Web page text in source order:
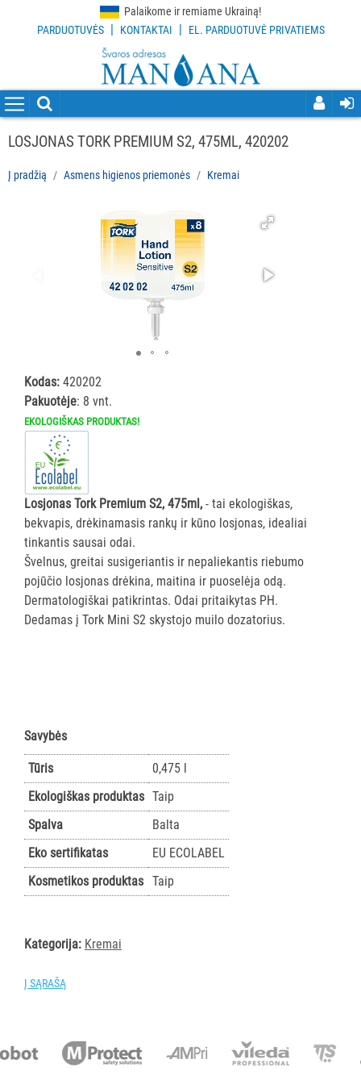
Palaikome ir remiame Ukrainą!
PARDUOTUVĖS | KONTAKTAI | EL. PARDUOTUVĖ PRIVATIEMS
VALYMO
PRIEMONĖS
ĮRANKIAI
ĮRANGA
SKALBIMO
PRIEMONĖS
PURVĄ
SUGERIANTYS
KILIMĖLIAI
ASMENS
HIGIENOS
PRIEMONĖS
Visi
rankoms
Rankų
dezinfektantai
Rankų
pastos
SLAUGOS
PREKĖS
AKSESUARAI
PRAMONEI
LOSJONAS TORK PREMIUM S2, 475ML, 420202
Į pradžią Asmens higienos priemonės Kremai
Kodas: 420202
Pakuotėje: 8 vnt.
EKOLOGIŠKAS PRODUKTAS!
Losjonas Tork Premium S2, 475ml, - tai ekologiškas,
bekvapis, drėkinamasis rankų ir kūno losjonas, idealiai
tinkantis sausai odai.
Švelnus, greitai susigeriantis ir nepaliekantis riebumo
pojūčio losjonas drėkina, maitina ir puoselėja odą.
Dermatologiškai patikrintas. Odai pritaikytas PH.
Dedamas į Tork Mini S2 skystojo muilo dozatorius.
Savybės
Tūris
0,475 l
Ekologiškas produktas Taip
Spalva
Balta
Eko sertifikatas
EU ECOLABEL
Kosmetikos produktas Taip
Kategorija: Kremai
Į SĄRAŠĄ